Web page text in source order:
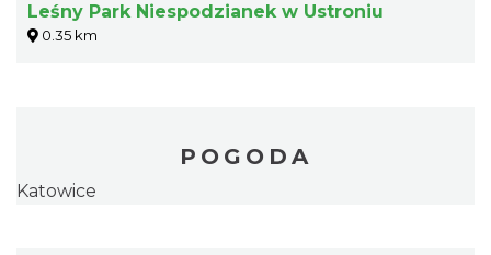
Leśny Park Niespodzianek w Ustroniu
0.35 km
POGODA
Katowice